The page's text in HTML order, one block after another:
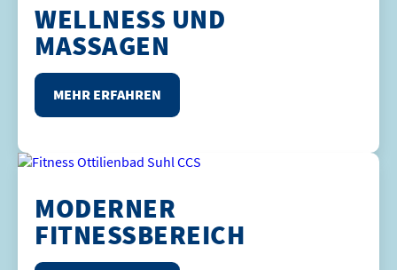
WELLNESS UND
MASSAGEN
MEHR ERFAHREN
MODERNER
FITNESSBEREICH